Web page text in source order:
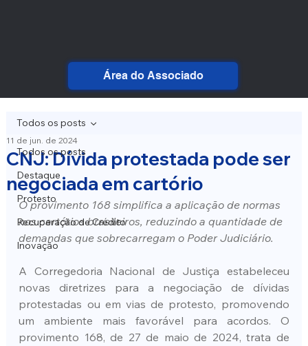
Área do Associado
Todos os posts
Destaque
Protesto
Recuperação de Crédito
Inovação
Todos os posts
CNJ: Dívida protestada pode ser
negociada em cartório
11 de jun. de 2024
O provimento 168 simplifica a aplicação de normas
nos cartórios brasileiros, reduzindo a quantidade de
demandas que sobrecarregam o Poder Judiciário.
A Corregedoria Nacional de Justiça estabeleceu
novas diretrizes para a negociação de dívidas
protestadas ou em vias de protesto, promovendo
um ambiente mais favorável para acordos. O
provimento 168, de 27 de maio de 2024, trata de